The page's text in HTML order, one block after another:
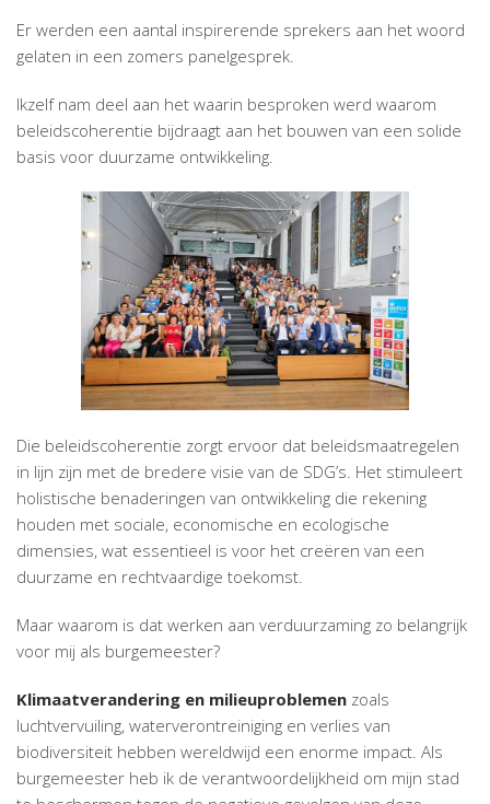
CIFAL
Er werden een aantal inspirerende sprekers aan het woord
gelaten in een zomers panelgesprek.
Ikzelf nam deel aan het waarin besproken werd waarom
beleidscoherentie bijdraagt aan het bouwen van een solide
basis voor duurzame ontwikkeling.
Die beleidscoherentie zorgt ervoor dat beleidsmaatregelen
in lijn zijn met de bredere visie van de SDG’s. Het stimuleert
holistische benaderingen van ontwikkeling die rekening
houden met sociale, economische en ecologische
dimensies, wat essentieel is voor het creëren van een
duurzame en rechtvaardige toekomst.
Maar waarom is dat werken aan verduurzaming zo belangrijk
voor mij als burgemeester?
Klimaatverandering en milieuproblemen zoals
luchtvervuiling, waterverontreiniging en verlies van
biodiversiteit hebben wereldwijd een enorme impact. Als
burgemeester heb ik de verantwoordelijkheid om mijn stad